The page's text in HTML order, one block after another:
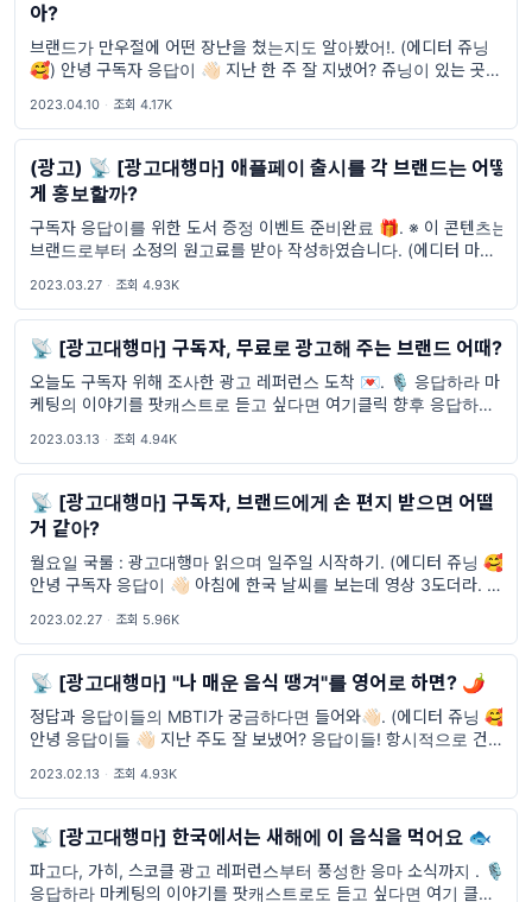
아?
브랜드가 만우절에 어떤 장난을 쳤는지도 알아봤어!. (에디터 쥬닝
🥰) 안녕 구독자 응답이 👋🏻 지난 한 주 잘 지냈어? 쥬닝이 있는 곳은
게 큰 휴일을 보내
2023.04.10 · 조회 4.17K
(광고) 📡 [광고대행마] 애플페이 출시를 각 브랜드는 어떻
게 홍보할까?
구독자 응답이를 위한 도서 증정 이벤트 준비완료 🎁. ※ 이 콘텐츠는
브랜드로부터 소정의 원고료를 받아 작성하였습니다. (에디터 마파
었네. 월요일인 오늘, 이
2023.03.27 · 조회 4.93K
📡 [광고대행마] 구독자, 무료로 광고해 주는 브랜드 어때?
오늘도 구독자 위해 조사한 광고 레퍼런스 도착 💌. 🎙️ 응답하라 마
케팅의 이야기를 팟캐스트로 듣고 싶다면 여기클릭 향후 응답하라 마
된 뉴스레터가 발송될 수 있습니
2023.03.13 · 조회 4.94K
📡 [광고대행마] 구독자, 브랜드에게 손 편지 받으면 어떨
거 같아?
월요일 국룰 : 광고대행마 읽으며 일주일 시작하기. (에디터 쥬닝 🥰)
안녕 구독자 응답이 👋🏻 아침에 한국 날씨를 보는데 영상 3도더라. 이
쥬닝이 있는 지역
2023.02.27 · 조회 5.96K
📡 [광고대행마] "나 매운 음식 땡겨"를 영어로 하면? 🌶️
정답과 응답이들의 MBTI가 궁금하다면 들어와👋🏻. (에디터 쥬닝 🥰)
안녕 응답이들 👋🏻 지난 주도 잘 보냈어? 응답이들! 항시적으로 건강
고] 펫들도 피부 걱정
2023.02.13 · 조회 4.93K
📡 [광고대행마] 한국에서는 새해에 이 음식을 먹어요 🐟
파고다, 가히, 스코클 광고 레퍼런스부터 풍성한 응마 소식까지 . 🎙️
응답하라 마케팅의 이야기를 팟캐스트로도 듣고 싶다면 여기 클릭